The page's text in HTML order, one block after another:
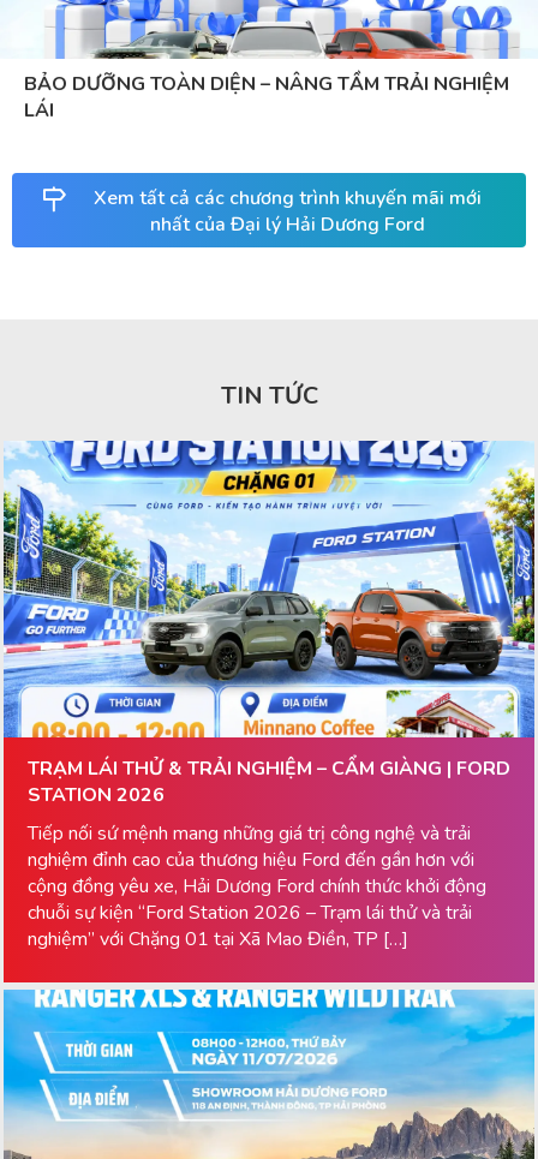
BẢO DƯỠNG TOÀN DIỆN – NÂNG TẦM TRẢI NGHIỆM
LÁI
Xem tất cả các chương trình khuyến mãi mới
nhất của Đại lý Hải Dương Ford
TIN TỨC
TRẠM LÁI THỬ & TRẢI NGHIỆM – CẨM GIÀNG | FORD
STATION 2026
Tiếp nối sứ mệnh mang những giá trị công nghệ và trải
nghiệm đỉnh cao của thương hiệu Ford đến gần hơn với
cộng đồng yêu xe, Hải Dương Ford chính thức khởi động
chuỗi sự kiện “Ford Station 2026 – Trạm lái thử và trải
nghiệm” với Chặng 01 tại Xã Mao Điền, TP […]